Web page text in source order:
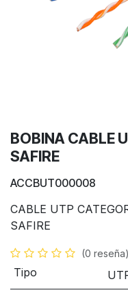
BOBINA CABLE
SAFIRE
ACCBUT000008
CABLE UTP
SAFIRE
(0 reseña)
Tipo